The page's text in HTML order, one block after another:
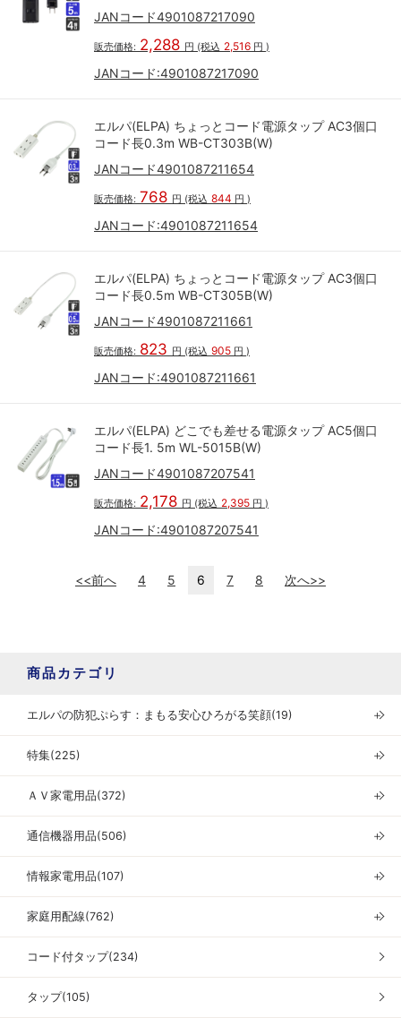
JANコード4901087217090
販売価格: 2,288 円 (税込 2,516 円 )
JANコード:4901087217090
エルパ(ELPA) ちょっとコード電源タップ AC3個口
コード長0.3m WB-CT303B(W)
JANコード4901087211654
販売価格: 768 円 (税込 844 円 )
JANコード:4901087211654
エルパ(ELPA) ちょっとコード電源タップ AC3個口
コード長0.5m WB-CT305B(W)
JANコード4901087211661
販売価格: 823 円 (税込 905 円 )
JANコード:4901087211661
エルパ(ELPA) どこでも差せる電源タップ AC5個口
コード長1. 5m WL-5015B(W)
JANコード4901087207541
販売価格: 2,178 円 (税込 2,395 円 )
JANコード:4901087207541
<<前へ 4 5 6 7 8 次へ>>
商品カテゴリ
エルパの防犯ぷらす：まもる安心ひろがる笑顔(19) ＋
特集(225) ＋
ＡＶ家電用品(372) ＋
通信機器用品(506) ＋
情報家電用品(107) ＋
家庭用配線(762) ＋
コード付タップ(234)
タップ(105)